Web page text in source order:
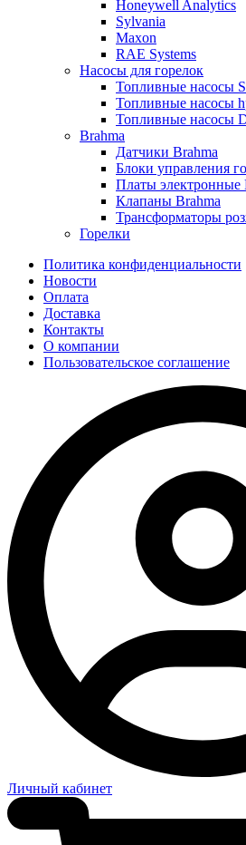
Honeywell Analytics
Sylvania
Maxon
RAE Systems
Насосы для горелок
Топливные насосы
Топливные насосы
Топливные насосы
Brahma
Датчики Brahma
Блоки управления
Платы электронные
Клапаны Brahma
Трансформаторы
Горелки
Политика конфиденциальности
Новости
Оплата
Доставка
Контакты
О компании
Пользовательское соглашение
Личный кабинет